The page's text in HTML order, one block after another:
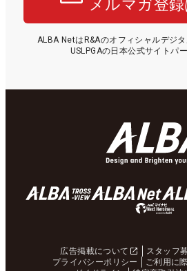
メルマガ登
ALBA NetはR&Aのオフィシャルデジ
USLPGAの日本公式サイトパ
広告掲載について スタッフ
プライバシーポリシー
ご利用に